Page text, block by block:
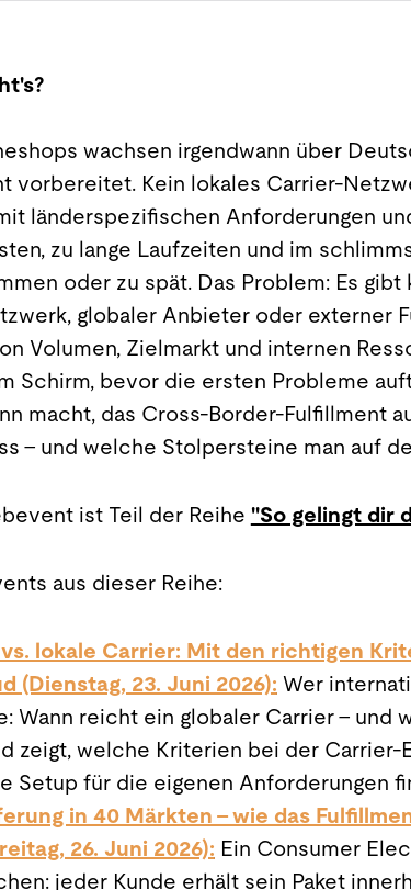
wachsen irgendwann über
vorbereitet. Kein lokales Carrier-
länderspezifischen Anforderungen
zu lange Laufzeiten und im
oder zu spät. Das Problem: Es
globaler Anbieter oder externer
Volumen, Zielmarkt und internen
Schirm, bevor die ersten Probleme
macht, das Cross-Border-Fulfillment
– und welche Stolpersteine man auf
ist Teil der Reihe "So gelingt dir
aus dieser Reihe:
lokale Carrier: Mit den richtigen
(Dienstag, 23. Juni 2026): Wer
Wann reicht ein globaler Carrier – und
zeigt, welche Kriterien bei der Carrier-
Setup für die eigenen Anforderungen
in 40 Märkten – wie das
26. Juni 2026): Ein Consumer
jeder Kunde erhält sein Paket